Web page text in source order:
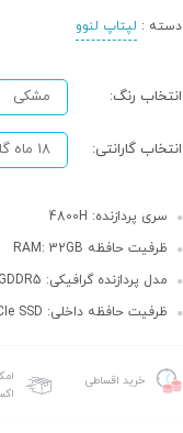
دسته : لپتاپ لنوو
انتخاب رنگ: مشکی
انتخاب گارانتی: 18 ماه گارانتی اصلی
سری پردازنده: 4800H
ظرفیت حافظه RAM: 32GB
مدل پردازنده گرافیکی: Geforce GTX1650 GDDR5
ظرفیت حافظه داخلی: 1TB HDD + 512GB M2 NVMe PCIe SSD
خرید اقساطی